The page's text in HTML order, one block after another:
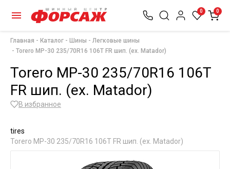
0 0
Главная Каталог Шины
Легковые шины
Torero МР-30 235/70R16 106T FR шип. (ex. Matador)
Torero МР-30 235/70R16 106T
FR шип. (ex. Matador)
В избранное
tires
Torero МР-30 235/70R16 106T FR шип. (ex. Matador)